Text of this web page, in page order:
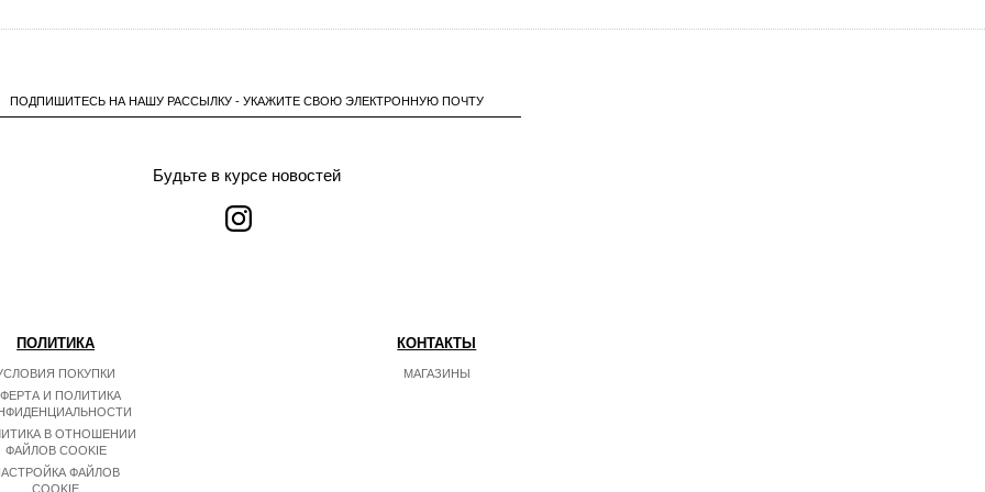
ПОДПИШИТЕСЬ НА НАШУ РАССЫЛКУ - УКАЖИТЕ СВОЮ ЭЛЕКТРОННУЮ ПОЧТУ
Будьте в курсе новостей
ПОЛИТИКА
ПОКУПКИ
И ПОЛИТИКА
В ОТНОШЕНИИ
ФАЙЛОВ COOKIE
ФАЙЛОВ
COOKIE
КОНТАКТЫ
МАГАЗИНЫ